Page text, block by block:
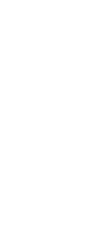
fisk, kød og
hotellets anerkendte